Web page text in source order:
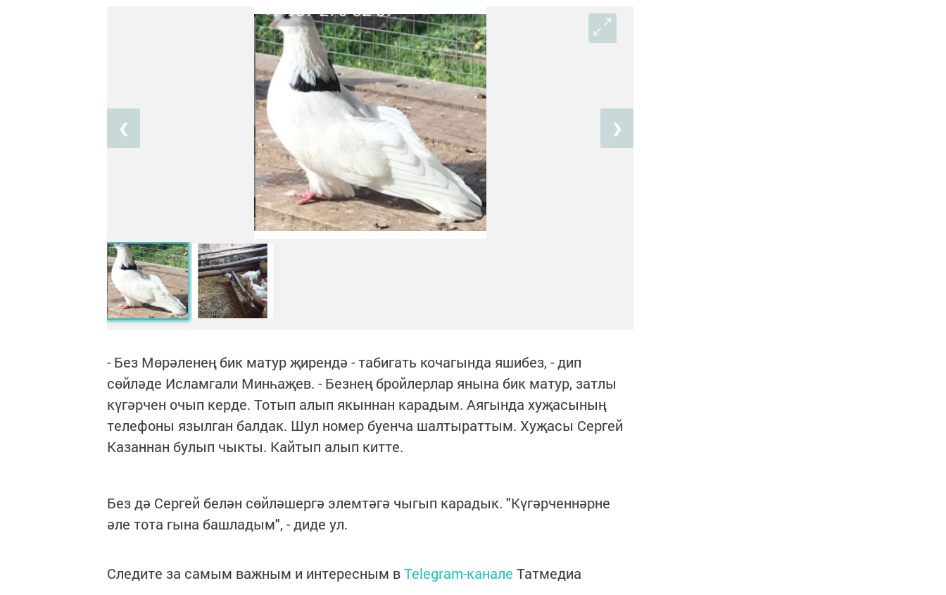
❮ ❯
- Без Мөрәленең бик матур җирендә - табигать кочагында яшибез, - дип
сөйләде Исламгали Минһаҗев. - Безнең бройлерлар янына бик матур, затлы
күгәрчен очып керде. Тотып алып якыннан карадым. Аягында хуҗасының
телефоны язылган балдак. Шул номер буенча шалтыраттым. Хуҗасы Сергей
Казаннан булып чыкты. Кайтып алып китте.
Без дә Сергей белән сөйләшергә элемтәгә чыгып карадык. "Күгәрченнәрне
әле тота гына башладым", - диде ул.
Следите за самым важным и интересным вTelegram-канале Татмедиа